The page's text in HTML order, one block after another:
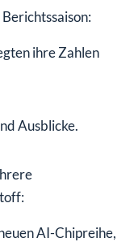
ihre Zahlen
Ausblicke.
AI-Chipreihe,